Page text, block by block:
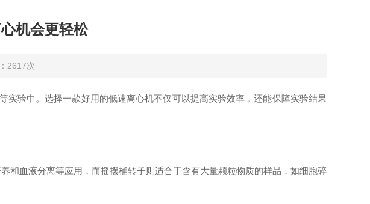
机会更轻松
2617次
验中。选择一款好用的低速离心机不仅可以提高实验效率，还能保障实验结果
和血液分离等应用，而摇摆桶转子则适合于含有大量颗粒物质的样品，如细胞碎